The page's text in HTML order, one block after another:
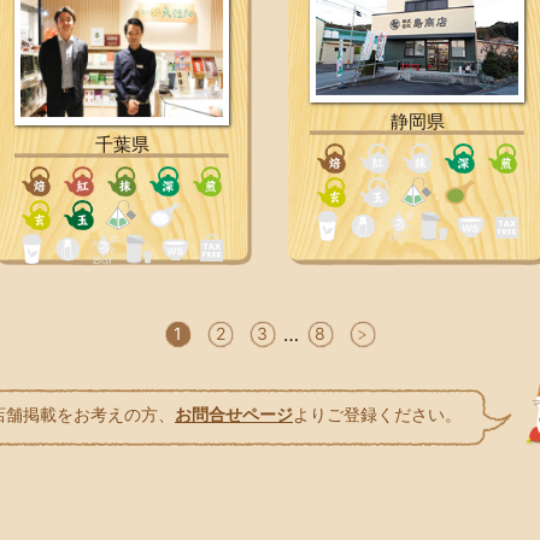
千葉県
静岡県
1 2 3 … 8
舗掲載をお考えの方、 お問合せページよりご登録ください。